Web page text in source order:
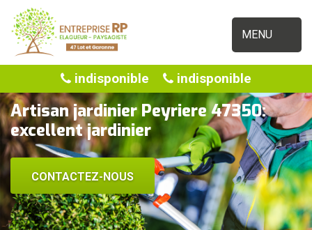
MENU
indisponible indisponible
Artisan jardinier Peyriere 47350:
excellent jardinier
CONTACTEZ-NOUS